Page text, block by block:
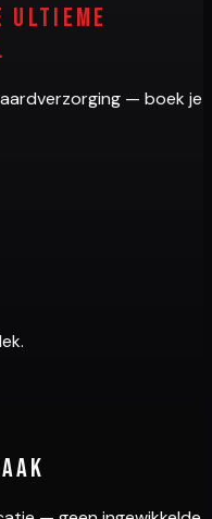
ultieme
— boek je